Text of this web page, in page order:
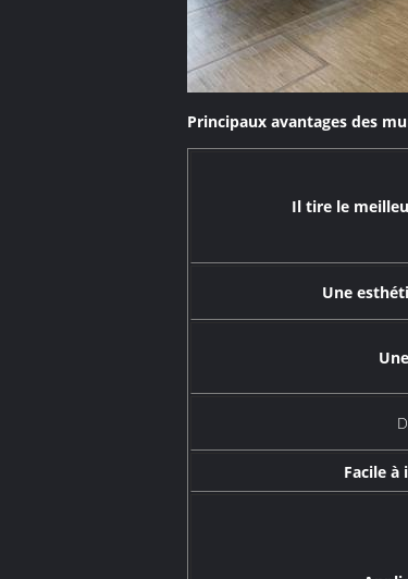
Principaux avantages des
Il tire le
Une
Facile